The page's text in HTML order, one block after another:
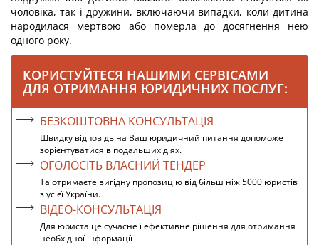
чоловіка, так і дружини, включаючи випадки, коли дитина
народилася мертвою або померла до досягнення нею
одного року.
КОРИСТУЙТЕСЯ НАШИМИ СЕРВІСАМИ
ДЛЯ ОТРИМАННЯ ЮРИДИЧНИХ ПОСЛУГ:
БЕЗКОШТОВНА КОНСУЛЬТАЦІЯ
Швидку відповідь на Ваш юридичний питання допоможе
зорієнтуватися в подальших діях.
ОГОЛОСІТЬ ВЛАСНИЙ ТЕНДЕР
Та отримаєте вигідну пропозицію від більш ніж 5000 юристів
з усієї України.
ВІДЕО-КОНСУЛЬТАЦІЯ
Для юриста це сучасне і ефективне рішення для отримання
необхідної інформації